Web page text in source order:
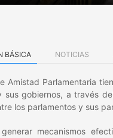
BÁSICA NOTICIAS
Amistad Parlamentaria
sus gobiernos, a través
los parlamentos y sus
mecanismos